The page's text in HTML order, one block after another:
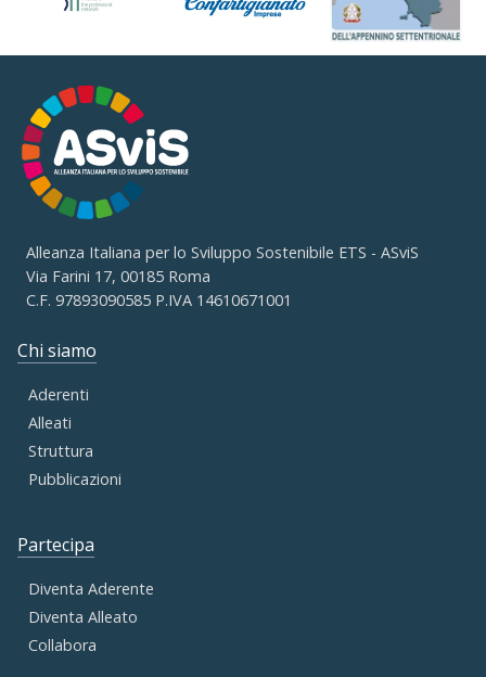
Alleanza Italiana per lo Sviluppo Sostenibile ETS - ASviS
Via Farini 17, 00185 Roma
C.F. 97893090585 P.IVA 14610671001
Chi siamo
Aderenti
Alleati
Struttura
Pubblicazioni
Partecipa
Diventa Aderente
Diventa Alleato
Collabora